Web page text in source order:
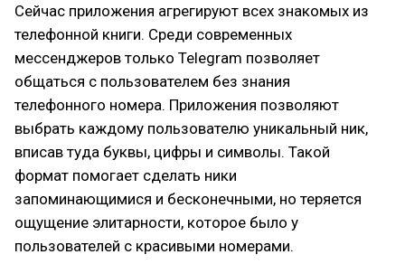
Сейчас приложения агрегируют всех знакомых из
телефонной книги. Среди современных
мессенджеров только Telegram позволяет
общаться с пользователем без знания
телефонного номера. Приложения позволяют
выбрать каждому пользователю уникальный ник,
вписав туда буквы, цифры и символы. Такой
формат помогает сделать ники
запоминающимися и бесконечными, но теряется
ощущение элитарности, которое было у
пользователей с красивыми номерами.